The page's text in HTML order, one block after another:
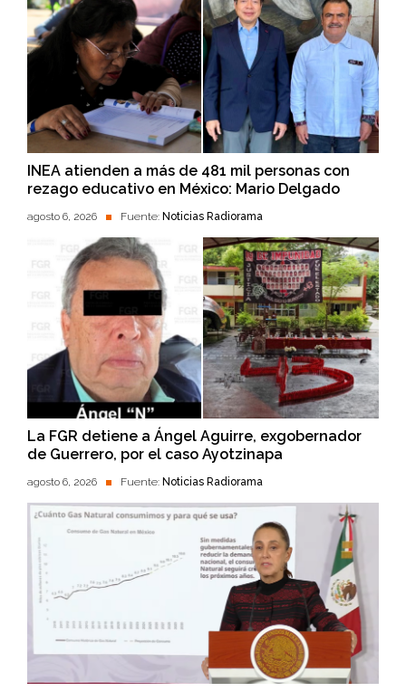
INEA atienden a más de 481 mil personas con
rezago educativo en México: Mario Delgado
agosto 6, 2026 Fuente: Noticias Radiorama
La FGR detiene a Ángel Aguirre, exgobernador
de Guerrero, por el caso Ayotzinapa
agosto 6, 2026 Fuente: Noticias Radiorama